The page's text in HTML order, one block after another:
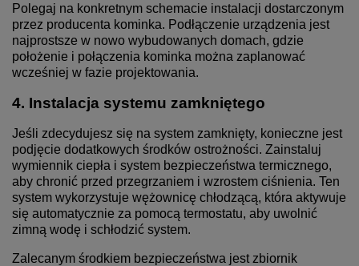
Polegaj na konkretnym schemacie instalacji dostarczonym
przez producenta kominka. Podłączenie urządzenia jest
najprostsze w nowo wybudowanych domach, gdzie
położenie i połączenia kominka można zaplanować
wcześniej w fazie projektowania.
4. Instalacja systemu zamkniętego
Jeśli zdecydujesz się na system zamknięty, konieczne jest
podjęcie dodatkowych środków ostrożności. Zainstaluj
wymiennik ciepła i system bezpieczeństwa termicznego,
aby chronić przed przegrzaniem i wzrostem ciśnienia. Ten
system wykorzystuje wężownicę chłodzącą, która aktywuje
się automatycznie za pomocą termostatu, aby uwolnić
zimną wodę i schłodzić system.
Zalecanym środkiem bezpieczeństwa jest zbiornik